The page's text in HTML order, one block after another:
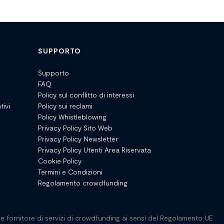
SUPPORTO
Supporto
FAQ
Policy sul conflitto di interessi
Policy sui reclami
Policy Whistleblowing
Privacy Policy Sito Web
Privacy Policy Newsletter
Privacy Policy Utenti Area Riservata
Cookie Policy
Termini e Condizioni
Regolamento crowdfunding
fornitore di servizi di crowdfunding ai sensi del Regolamento UE